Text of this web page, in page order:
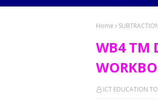
Home
WB4 TM
ICT EDUCATION